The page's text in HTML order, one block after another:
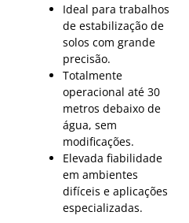
Ideal para trabalhos
de estabilização de
solos com grande
precisão.
Totalmente
operacional até 30
metros debaixo de
água, sem
modificações.
Elevada fiabilidade
em ambientes
difíceis e aplicações
especializadas.